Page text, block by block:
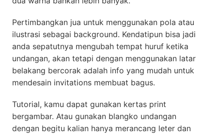
Pertimbangkan jua untuk menggunakan pola atau
ilustrasi sebagai background. Kendatipun bisa jadi
anda sepatutnya mengubah tempat huruf ketika
undangan, akan tetapi dengan menggunakan latar
belakang bercorak adalah info yang mudah untuk
mendesain invitations membuat bagus.
Tutorial, kamu dapat gunakan kertas print
bergambar. Atau gunakan blangko undangan
dengan begitu kalian hanya merancang leter dan